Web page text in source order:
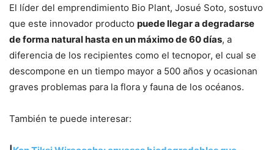
El líder del emprendimiento Bio Plant, Josué Soto, sostuvo
que este innovador producto puede llegar a degradarse
de forma natural hasta en un máximo de 60 días, a
diferencia de los recipientes como el tecnopor, el cual se
descompone en un tiempo mayor a 500 años y ocasionan
graves problemas para la flora y fauna de los océanos.
También te puede interesar: